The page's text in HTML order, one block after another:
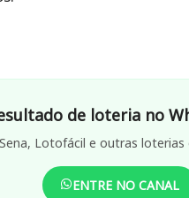
de loteria no
Lotofácil e outras
ENTRE NO CANAL